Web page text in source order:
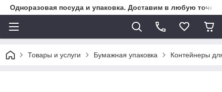
Одноразовая посуда и упаковка. Доставим в любую точку
Товары и услуги Бумажная упаковка Контейнеры